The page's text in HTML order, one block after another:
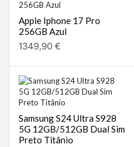
Apple Iphone 17 Pro
256GB Azul
1349,90 €
Samsung S24 Ultra S928
5G 12GB/512GB Dual Sim
Preto Titânio